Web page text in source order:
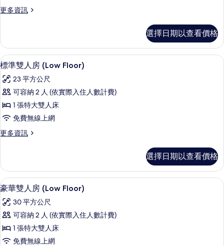
城
景
觀
的
所
有
相
片
更多資訊
更
雙
人
房,
市
景
的
詳
選擇日期以查看價格
顯
示
標
準
雙
房
Floor)
的
所
有
相
片
高級寢具、客房內保險箱、書桌、遮
4
標準雙人房 (Low Floor)
23 平方公尺
可容納 2 人 (依實際入住人數計費)
1 張特大雙人床
免費無線上網
更多資訊
更
雙
人
房
Floor)
的
情
選擇日期以查看價格
顯
示
豪
華
雙
高級寢具、客房內保險箱、書桌、遮
7
豪華雙人房 (Low Floor)
30 平方公尺
可容納 2 人 (依實際入住人數計費)
1 張特大雙人床
免費無線上網